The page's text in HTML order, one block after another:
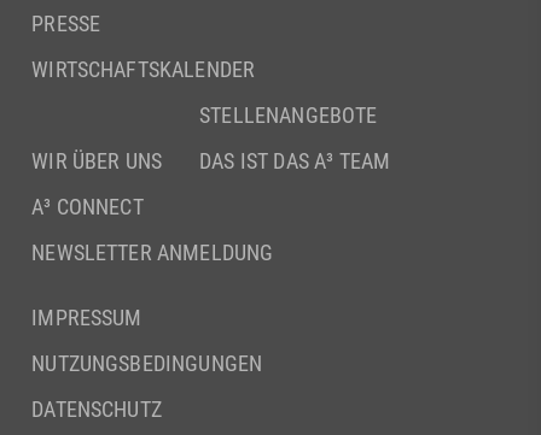
PRESSE
WIRTSCHAFTSKALENDER
WIR ÜBER UNS
STELLENANGEBOTE
DAS IST DAS A³ TEAM
A³ CONNECT
NEWSLETTER ANMELDUNG
IMPRESSUM
NUTZUNGSBEDINGUNGEN
DATENSCHUTZ